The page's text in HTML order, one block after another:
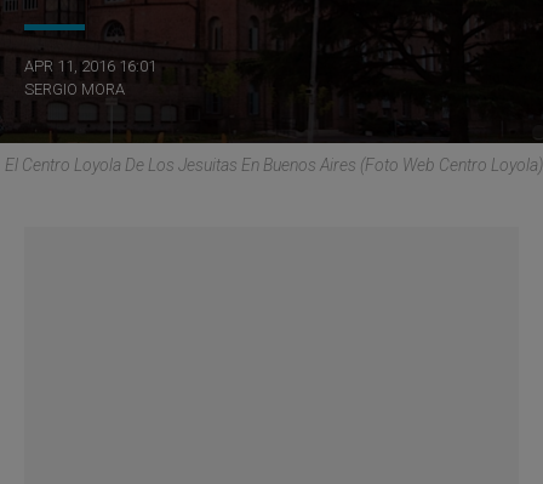
APR 11, 2016 16:01
SERGIO MORA
El Centro Loyola De Los Jesuitas En Buenos Aires (Foto Web Centro Loyola)